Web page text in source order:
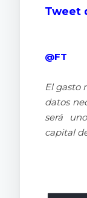
Tweet
@FT
El gasto
datos
será
capital